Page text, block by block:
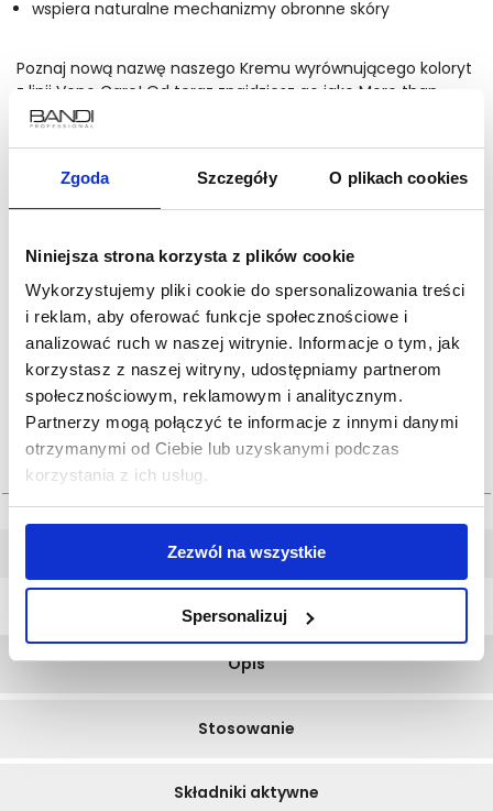
Zgoda Szczegóły O plikach cookies
Niniejsza strona korzysta z plików cookie
Wykorzystujemy pliki cookie do spersonalizowania treści
i reklam, aby oferować funkcje społecznościowe i
analizować ruch w naszej witrynie. Informacje o tym, jak
korzystasz z naszej witryny, udostępniamy partnerom
społecznościowym, reklamowym i analitycznym.
Partnerzy mogą połączyć te informacje z innymi danymi
otrzymanymi od Ciebie lub uzyskanymi podczas
korzystania z ich usług.
Zezwól na wszystkie
Spersonalizuj
wspiera naturalne mechanizmy obronne skóry
Poznaj nową nazwę naszego Kremu wyrównującego koloryt
z linii Veno Care! Od teraz znajdziesz go jako More than
Calm Korygujący krem wzmacniający BB z redukcją
jego działanie.
czytaj więcej
89 zł
Cena jednostkowa: 178 zł/100ml
ilość:
Opis
Stosowanie
Składniki aktywne